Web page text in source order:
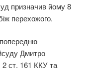
призначив йому 8
перехожого.
Дмитро
2 ст. 161 ККУ та